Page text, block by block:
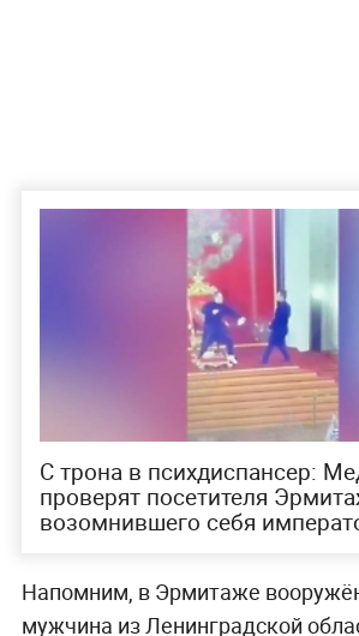
С трона в психдиспансер:
проверят посетителя
возомнившего себя
Напомним, в Эрмитаже
мужчина из Ленинградской